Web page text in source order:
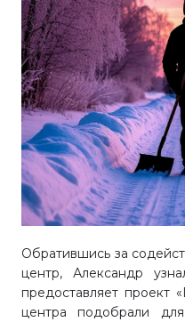
Обратившись за
центр, Александр
предоставляет проект
центра подобрали